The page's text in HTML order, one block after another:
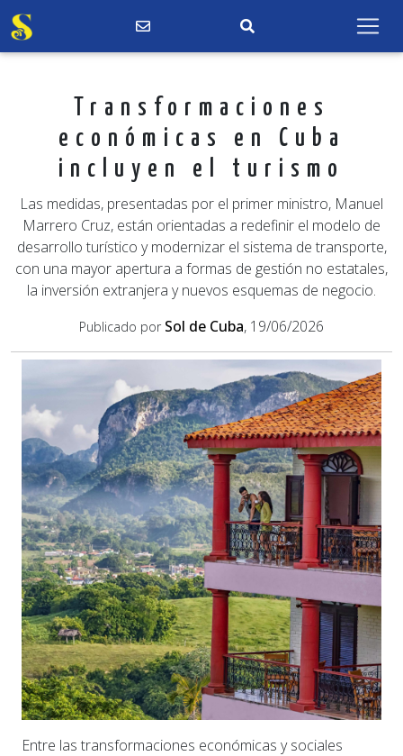
Transformaciones
económicas en Cuba
incluyen el turismo
Las medidas, presentadas por el primer ministro, Manuel
Marrero Cruz, están orientadas a redefinir el modelo de
desarrollo turístico y modernizar el sistema de transporte,
con una mayor apertura a formas de gestión no estatales,
la inversión extranjera y nuevos esquemas de negocio.
Publicado por Sol de Cuba, 19/06/2026
Entre las transformaciones económicas y sociales